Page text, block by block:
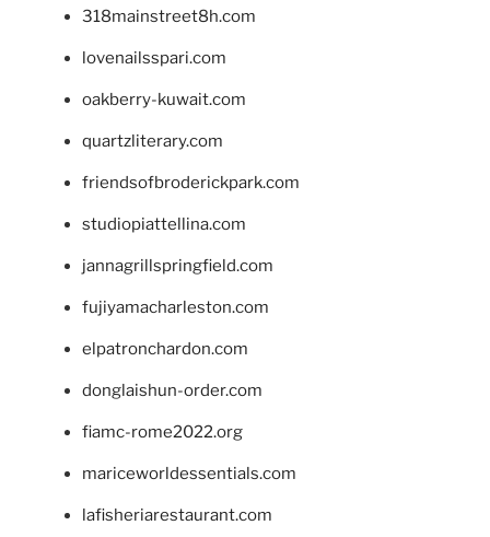
318mainstreet8h.com
lovenailsspari.com
oakberry-kuwait.com
quartzliterary.com
friendsofbroderickpark.com
studiopiattellina.com
jannagrillspringfield.com
fujiyamacharleston.com
elpatronchardon.com
donglaishun-order.com
fiamc-rome2022.org
mariceworldessentials.com
lafisheriarestaurant.com